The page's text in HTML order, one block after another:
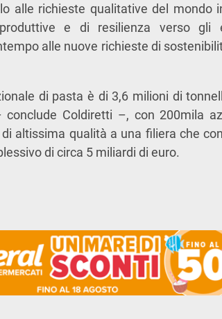
alle richieste qualitative del mondo
e di resilienza verso gli
alle nuove richieste di
di pasta è di 3,6 milioni di
conclude Coldiretti –, con 200mila
altissima qualità a una filiera che
di circa 5 miliardi di euro.